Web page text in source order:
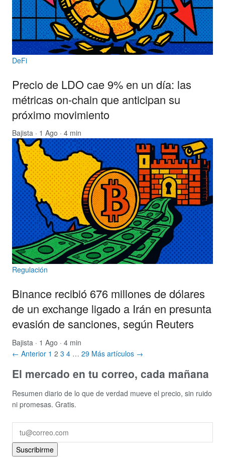
DeFi
Precio de LDO cae 9% en un día: las
métricas on-chain que anticipan su
próximo movimiento
Bajista · 1 Ago · 4 min
Regulación
Binance recibió 676 millones de dólares
de un exchange ligado a Irán en presunta
evasión de sanciones, según Reuters
Bajista · 1 Ago · 4 min
← Anterior 1 2 3 4 … 29 Más artículos →
El mercado en tu correo, cada mañana
Resumen diario de lo que de verdad mueve el precio, sin ruido
ni promesas. Gratis.
Suscribirme